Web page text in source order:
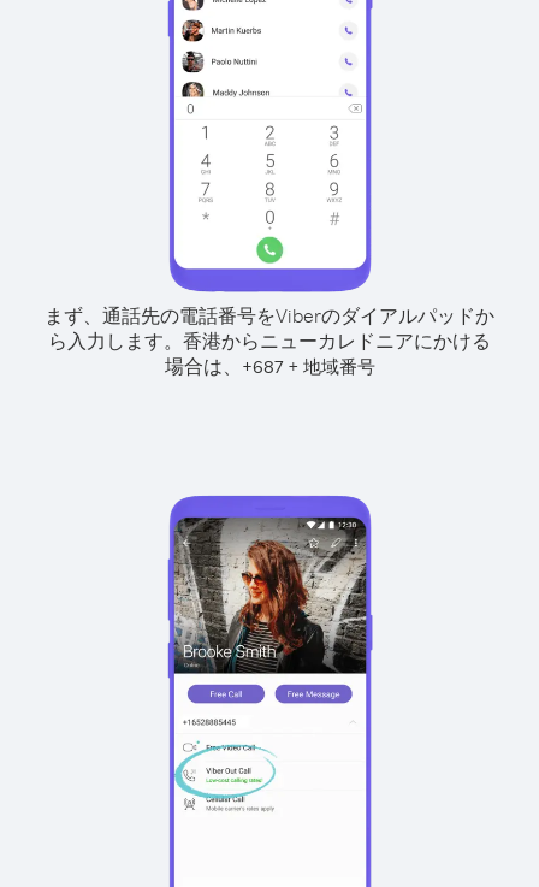
まず、通話先の電話番号をViberのダイアルパッドか
ら入力します。 香港からニューカレドニアにかける
場合は、
+687+ 地域番号